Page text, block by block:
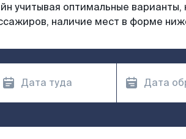
учитывая оптимальные
наличие мест в форме